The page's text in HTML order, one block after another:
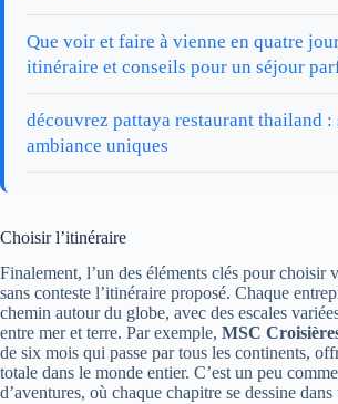
Que voir et faire à vienne en quatre
itinéraire et conseils pour un séjour
découvrez pattaya restaurant thailand :
ambiance uniques
Choisir l’itinéraire
Finalement, l’un des éléments clés pour choisir
sans conteste l’itinéraire proposé. Chaque
chemin autour du globe, avec des escales
entre mer et terre. Par exemple, MSC
de six mois qui passe par tous les continents,
totale dans le monde entier. C’est un peu
d’aventures, où chaque chapitre se dessine